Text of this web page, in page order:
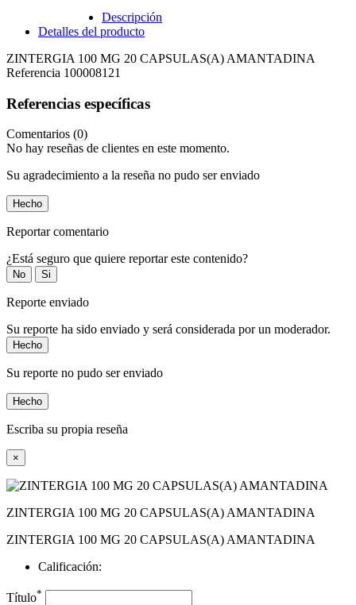
Descripción
Detalles del producto
ZINTERGIA 100 MG 20 CAPSULAS(A) AMANTADINA
Referencia 100008121
Referencias específicas
Comentarios (0)
No hay reseñas de clientes en este momento.
Su agradecimiento a la reseña no pudo ser enviado
Hecho
Reportar comentario
¿Está seguro que quiere reportar este contenido?
No Si
Reporte enviado
Su reporte ha sido enviado y será considerada por un moderador.
Hecho
Su reporte no pudo ser enviado
Hecho
Escriba su propia reseña
×
ZINTERGIA 100 MG 20 CAPSULAS(A) AMANTADINA
ZINTERGIA 100 MG 20 CAPSULAS(A) AMANTADINA
Calificación:
Título*